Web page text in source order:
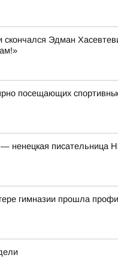
скончался Эдман
посещающих
ненецкая писательница
гимназии прошла